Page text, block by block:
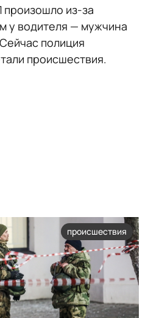
из-за
у водителя — мужчина
полиция
происшествия.
происшествия